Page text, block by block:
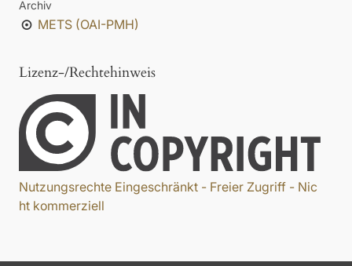
Archiv
METS (OAI-PMH)
Lizenz-/Rechtehinweis
Nutzungsrechte Eingeschränkt - Freier Zugriff - Nic
ht kommerziell